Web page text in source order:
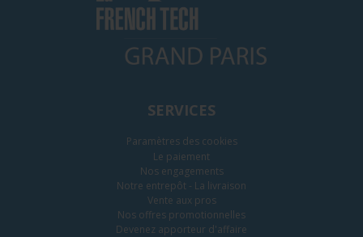
SERVICES
Paramètres des cookies
Le paiement
Nos engagements
Notre entrepôt - La livraison
Vente aux pros
Nos offres promotionnelles
Devenez apporteur d'affaire